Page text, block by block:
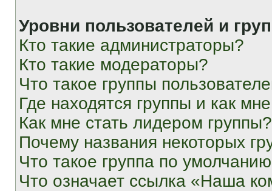
Уровни пользователей и
Кто такие администраторы?
Кто такие модераторы?
Что такое группы
Где находятся группы и как
Как мне стать лидером группы?
Почему названия некоторых
Что такое группа по
Что означает ссылка «Наша